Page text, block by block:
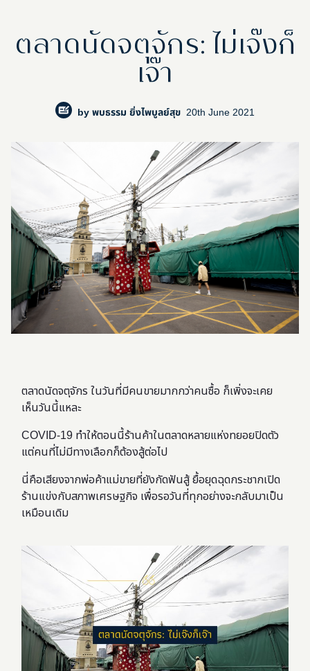
ตลาดนัดจตุจักร: ไม่เจ๊งก็
เจ๊า
byพบธรรม ยิ่งไพบูลย์สุข 20th June 2021
ตลาดนัดจตุจักร ในวันที่มีคนขายมากกว่าคนซื้อ ก็เพิ่งจะเคย
เห็นวันนี้แหละ
COVID-19 ทำให้ตอนนี้ร้านค้าในตลาดหลายแห่งทยอยปิดตัว
แต่คนที่ไม่มีทางเลือกก็ต้องสู้ต่อไป
นี่คือเสียงจากพ่อค้าแม่ขายที่ยังกัดฟันสู้ ยื้อยุดฉุดกระชากเปิด
ร้านแข่งกับสภาพเศรษฐกิจ เพื่อรอวันที่ทุกอย่างจะกลับมาเป็น
เหมือนเดิม